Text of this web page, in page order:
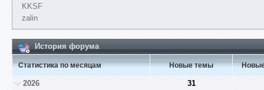
KKSF
zalin
История форума
Статистика по месяцам Новые темы
2026
31